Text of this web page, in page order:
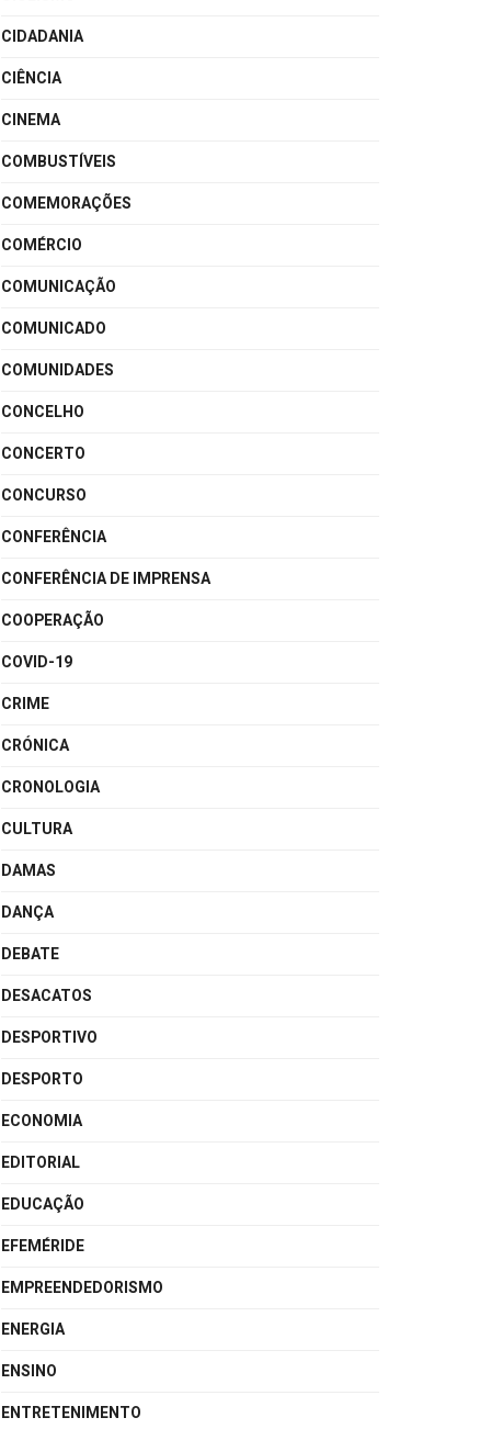
CIDADANIA
CIÊNCIA
CINEMA
COMBUSTÍVEIS
COMEMORAÇÕES
COMÉRCIO
COMUNICAÇÃO
COMUNICADO
COMUNIDADES
CONCELHO
CONCERTO
CONCURSO
CONFERÊNCIA
CONFERÊNCIA DE IMPRENSA
COOPERAÇÃO
COVID-19
CRIME
CRÓNICA
CRONOLOGIA
CULTURA
DAMAS
DANÇA
DEBATE
DESACATOS
DESPORTIVO
DESPORTO
ECONOMIA
EDITORIAL
EDUCAÇÃO
EFEMÉRIDE
EMPREENDEDORISMO
ENERGIA
ENSINO
ENTRETENIMENTO